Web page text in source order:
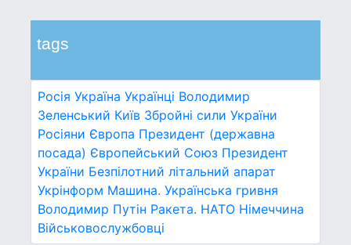
tags
Росія Україна Українці Володимир
Зеленський Київ Збройні сили України
Росіяни Європа Президент (державна
посада) Європейський Союз Президент
України Безпілотний літальний апарат
Укрінформ Машина. Українська гривня
Володимир Путін Ракета. НАТО Німеччина
Військовослужбовці